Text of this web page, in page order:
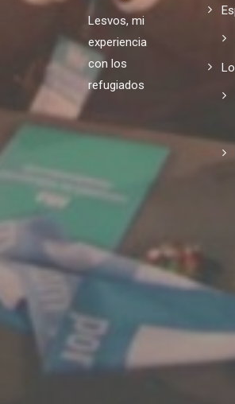
Lesvos, mi
experiencia
con los
refugiados